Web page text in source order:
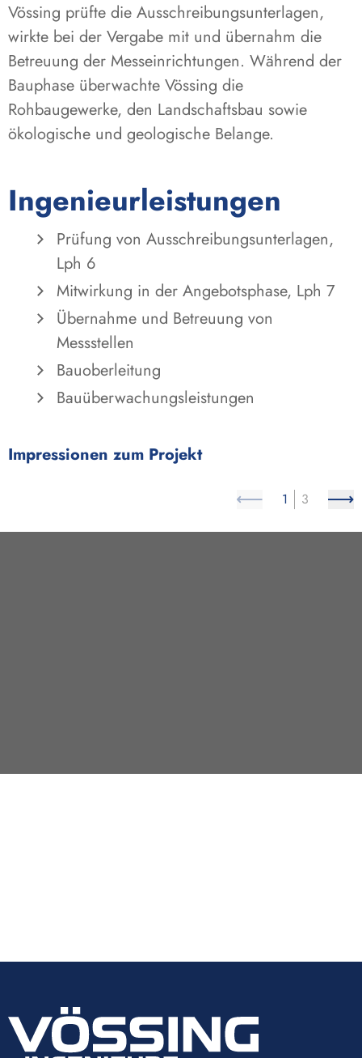
Vössing prüfte die Ausschreibungsunterlagen,
wirkte bei der Vergabe mit und übernahm die
Betreuung der Messeinrichtungen. Während der
Bauphase überwachte Vössing die
Rohbaugewerke, den Landschaftsbau sowie
ökologische und geologische Belange.
Ingenieurleistungen
Prüfung von Ausschreibungsunterlagen,
Lph 6
Mitwirkung in der Angebotsphase, Lph 7
Übernahme und Betreuung von
Messstellen
Bauoberleitung
Bauüberwachungsleistungen
Impressionen zum Projekt
1 3